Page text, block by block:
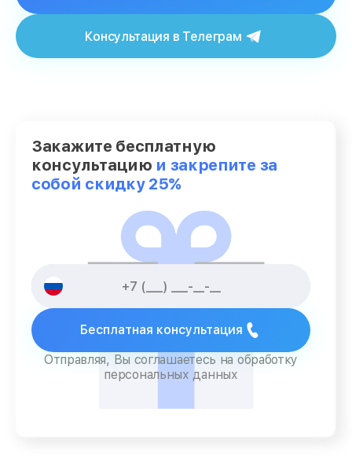
Консультация в Телеграм
Закажите бесплатную
консультацию и закрепите за
собой скидку 25%
Бесплатная консультация
Отправляя, Вы соглашаетесь на обработку
персональных данных